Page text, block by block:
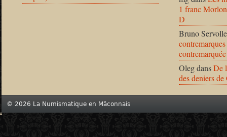
1 franc
D
Bruno Servolle
OlegdansDe
des deniers
© 2026 La Numismatique en Mâconnais